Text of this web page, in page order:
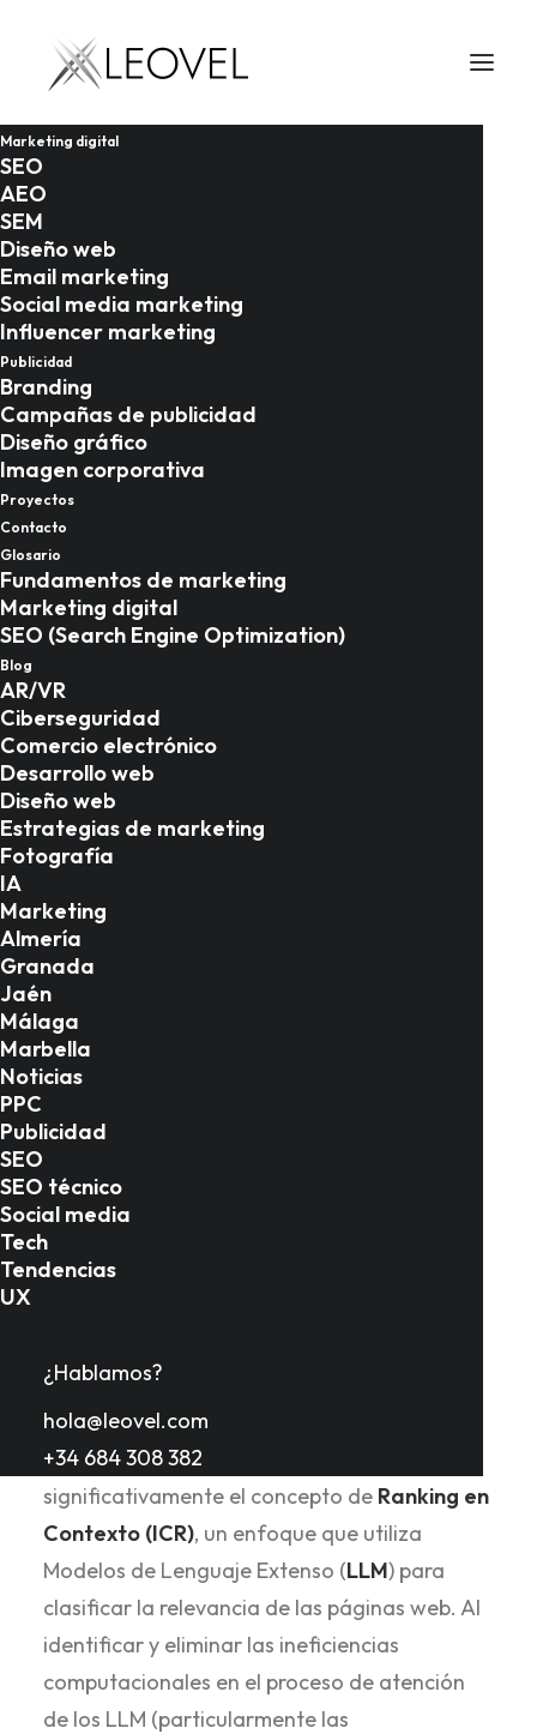
Marketing digital
SEO
AEO
SEM
Diseño web
Email marketing
Social media marketing
Influencer marketing
Publicidad
Branding
Campañas de publicidad
Diseño gráfico
Imagen corporativa
Proyectos
Contacto
Glosario
Fundamentos de marketing
Marketing digital
SEO (Search Engine Optimization)
Blog
AR/VR
Ciberseguridad
Comercio electrónico
Desarrollo web
Diseño web
Estrategias de marketing
Fotografía
IA
Marketing
Almería
Granada
Jaén
Málaga
Marbella
Noticias
PPC
Publicidad
SEO
SEO técnico
Social media
Tech
Tendencias
UX
¿Hablamos?
hola@leovel.com
+34 684 308 382
BlockRank de Google:
la revolución que
búsqueda semántica
avanzada
Google DeepMind ha desarrollado
democratizar el acceso a la búsqueda
semántica avanzada
crítico de escalabilidad. BlockRank mejora
significativamente el concepto de Ranking en
Contexto (ICR), un enfoque que utiliza
Modelos de Lenguaje Extenso (LLM) para
clasificar la relevancia de las páginas web. Al
identificar y eliminar las ineficiencias
computacionales en el proceso de atención
de los LLM (particularmente las